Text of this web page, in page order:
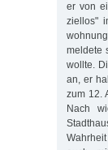
er von
ziellos"
meldete
wollte.
an, er
zum 12.
Nach